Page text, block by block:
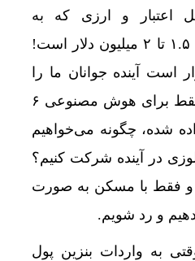
اعتبار و ارزی که به
دانشگاه‌ها می‌دهیم بین ۱.۵ تا ۲ میلیون دلار است!
است آینده جوانان ما را
بسازد. اما در امارات فقط برای هوش مصنوعی ۶
شده، چگونه می‌خواهیم
در آینده شرکت کنیم؟
و فقط با مسکن به صورت
و رد شویم.
به واردات بنزین پول